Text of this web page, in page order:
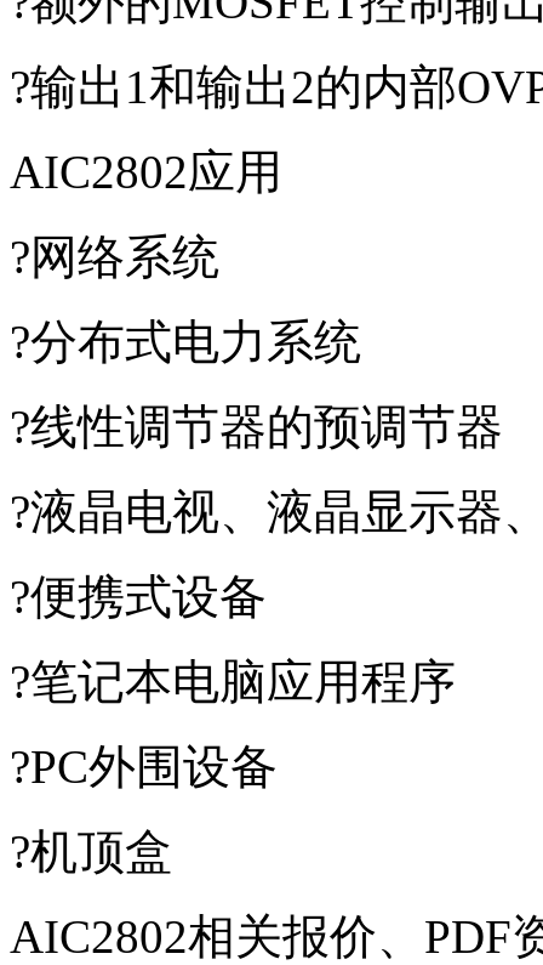
?输出1和输出2的内部
AIC2802应用
?网络系统
?分布式电力系统
?线性调节器的预调节器
?液晶电视、液晶显示器
?便携式设备
?笔记本电脑应用程序
?PC外围设备
?机顶盒
AIC2802相关报价、PDF